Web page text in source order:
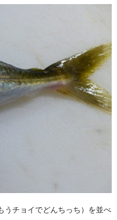
うチョイでどんちっち）を並べ